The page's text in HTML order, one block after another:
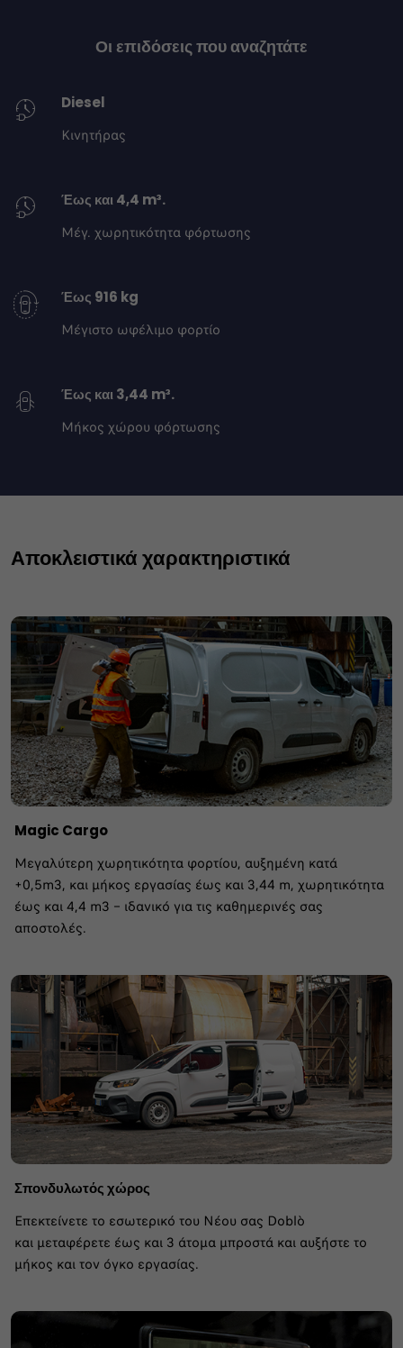
Οι επιδόσεις που αναζητάτε
Diesel
Κινητήρας
Έως και 4,4 m³.
Μέγ. χωρητικότητα φόρτωσης
Έως 916 kg
Μέγιστο ωφέλιμο φορτίο
Έως και 3,44 m³.
Μήκος χώρου φόρτωσης
Αποκλειστικά χαρακτηριστικά
Magic Cargo
Μεγαλύτερη χωρητικότητα φορτίου, αυξημένη κατά
+0,5m3, και μήκος εργασίας έως και 3,44 m, χωρητικότητα
έως και 4,4 m3 – ιδανικό για τις καθημερινές σας
αποστολές.
Σπονδυλωτός χώρος
Επεκτείνετε το εσωτερικό του Νέου σας Doblò
και μεταφέρετε έως και 3 άτομα μπροστά και αυξήστε το
μήκος και τον όγκο εργασίας.